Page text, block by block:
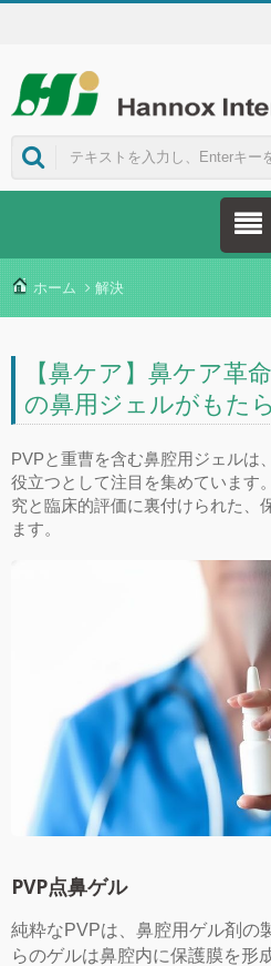
ホーム 解決
【鼻ケア】鼻ケア革
の鼻用ジェルがもた
PVPと重曹を含む鼻腔用ジェルは
役立つとして注目を集めています
究と臨床的評価に裏付けられた、
ます。
PVP点鼻ゲル
純粋なPVPは、鼻腔用ゲル剤の
らのゲルは鼻腔内に保護膜を形